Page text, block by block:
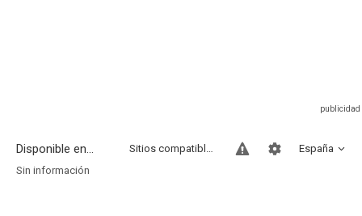
Disponible en... España
Sitios compatibles
Sin información